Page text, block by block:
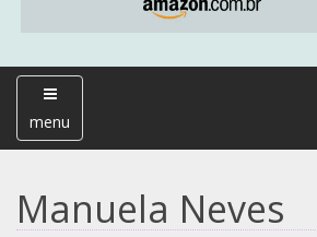
menu
Manuela Neves